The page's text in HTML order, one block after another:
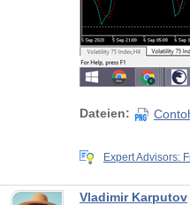
Dateien:
Expert Advisors:
Vladimir Karputov